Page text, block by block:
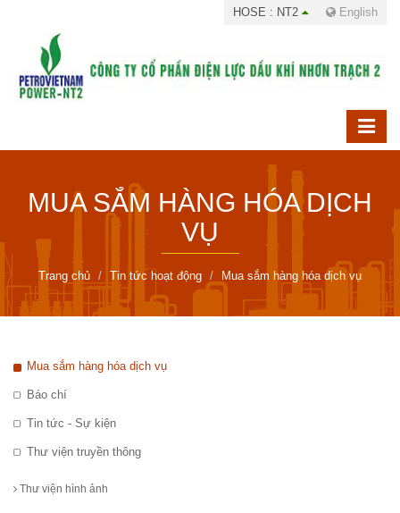
HOSE : NT2 English
MUA SẮM HÀNG HÓA DỊCH
VỤ
Trang chủ Tin tức hoạt động Mua sắm hàng hóa dịch vụ
Mua sắm hàng hóa dịch vụ
Báo chí
Tin tức - Sự kiện
Thư viện truyền thông
Thư viện hình ảnh